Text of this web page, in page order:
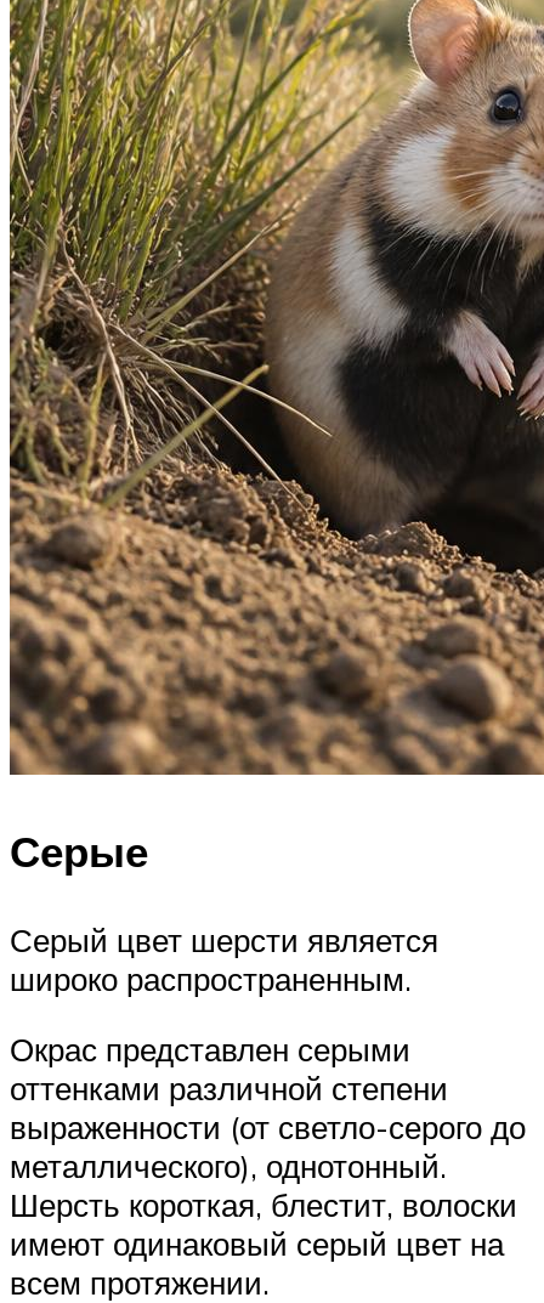
Серые
Серый цвет шерсти является
широко распространенным.
Окрас представлен серыми
оттенками различной степени
выраженности (от светло-серого до
металлического), однотонный.
Шерсть короткая, блестит, волоски
имеют одинаковый серый цвет на
всем протяжении.